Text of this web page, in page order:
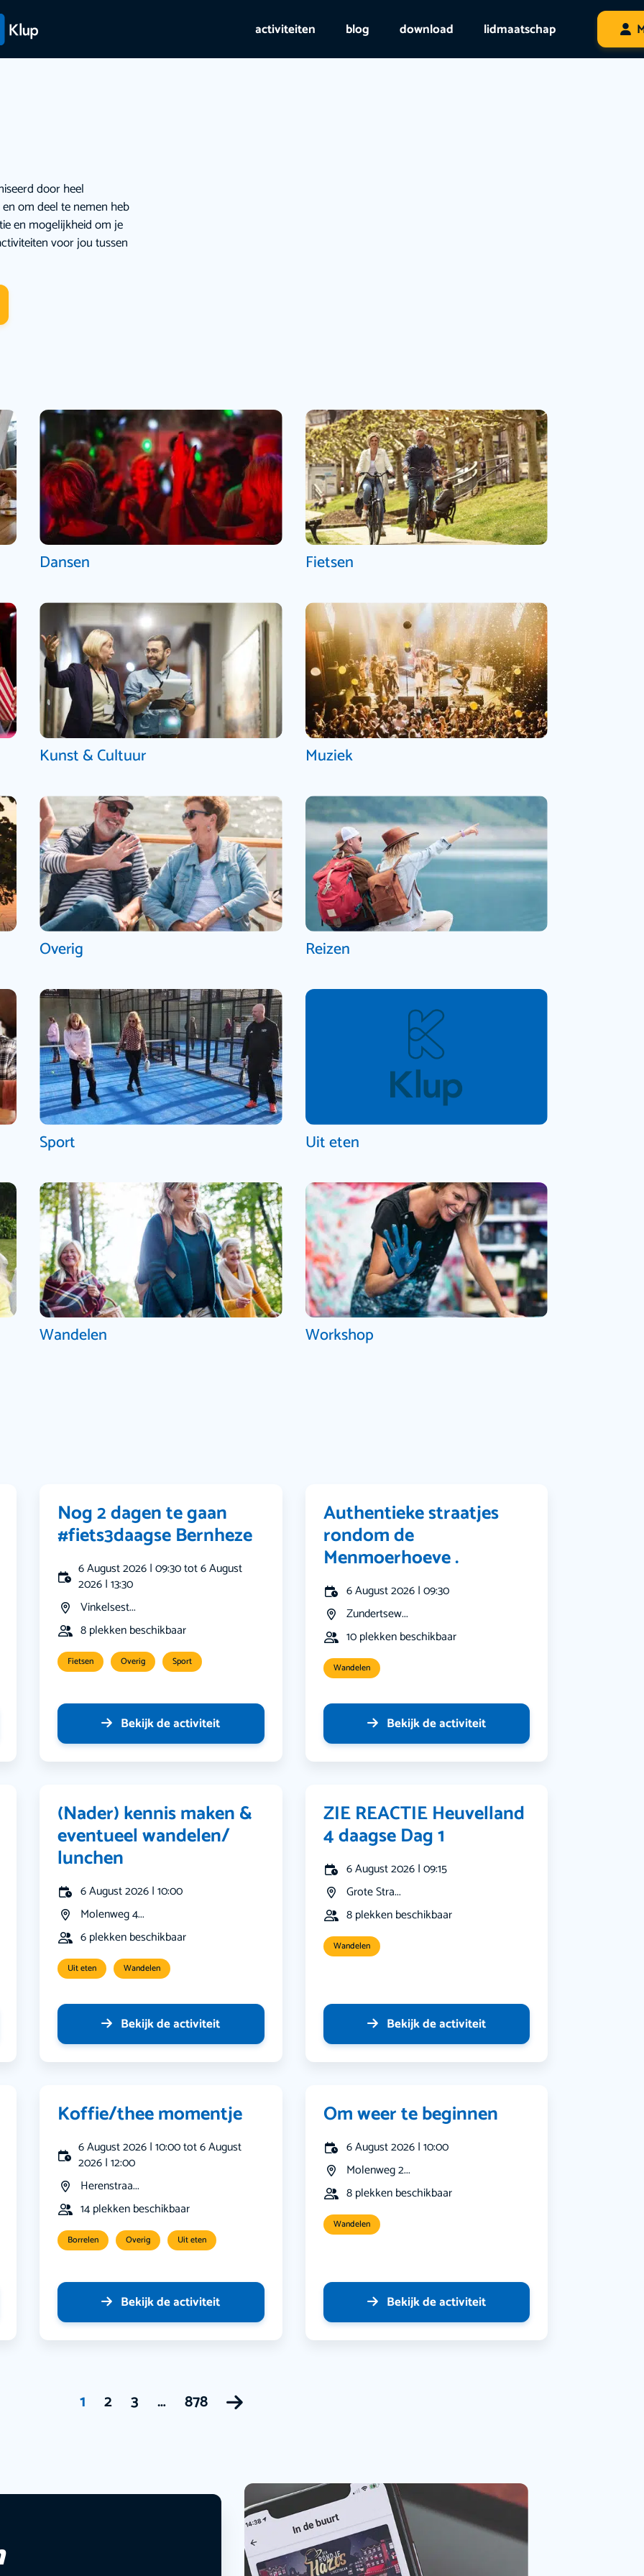
activiteiten blog download lidmaatschap
door heel
om deel te nemen heb
en mogelijkheid om je
voor jou tussen
Dansen Fietsen
Kunst & Cultuur Muziek
Overig Reizen
Sport Uit eten
Wandelen Workshop
Nog 2 dagen te gaan
#fiets3daagse Bernheze
6 August 2026 | 09:30 tot 6 August
2026 | 13:30
Vinkelsest...
8 plekken beschikbaar
Fietsen Overig Sport
Bekijk de activiteit
Authentieke straatjes
rondom de
Menmoerhoeve .
6 August 2026 | 09:30
Zundertsew...
10 plekken beschikbaar
Wandelen
Bekijk de activiteit
(Nader) kennis maken &
eventueel wandelen/
lunchen
6 August 2026 | 10:00
Molenweg 4...
6 plekken beschikbaar
Uit eten Wandelen
Bekijk de activiteit
ZIE REACTIE Heuvelland
4 daagse Dag 1
6 August 2026 | 09:15
Grote Stra...
8 plekken beschikbaar
Wandelen
Bekijk de activiteit
Koffie/thee momentje
6 August 2026 | 10:00 tot 6 August
2026 | 12:00
Herenstraa...
14 plekken beschikbaar
Borrelen Overig Uit eten
Bekijk de activiteit
Om weer te beginnen
6 August 2026 | 10:00
Molenweg 2...
8 plekken beschikbaar
Wandelen
Bekijk de activiteit
1 2 3 … 878